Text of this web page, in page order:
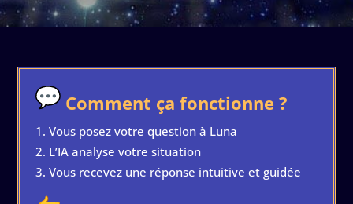
Comment ça fonctionne ?
Vous posez votre question à Luna
L’IA analyse votre situation
Vous recevez une réponse intuitive et guidée